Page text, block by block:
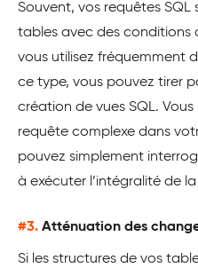
Souvent, vos requêtes SQL
tables avec des conditions
vous utilisez fréquemment
ce type, vous pouvez tirer
création de vues SQL.
requête complexe dans
pouvez simplement
à exécuter l’intégralité de
#3. Atténuation des
Si les structures de vos